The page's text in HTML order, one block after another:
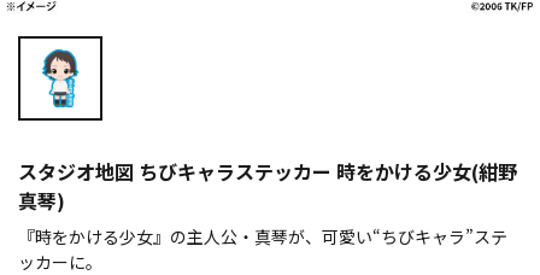
スタジオ地図 ちびキャラステッカー 時をかける少女(紺野
真琴)
『時をかける少女』の主人公・真琴が、可愛い“ちびキャラ”ステ
ッカーに。